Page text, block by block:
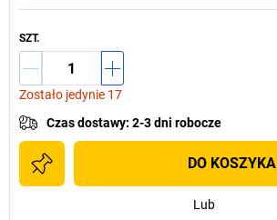
SZT.
Zostało jedynie 17
Czas dostawy: 2-3 dni robocze
DO KOSZYKA
Lub